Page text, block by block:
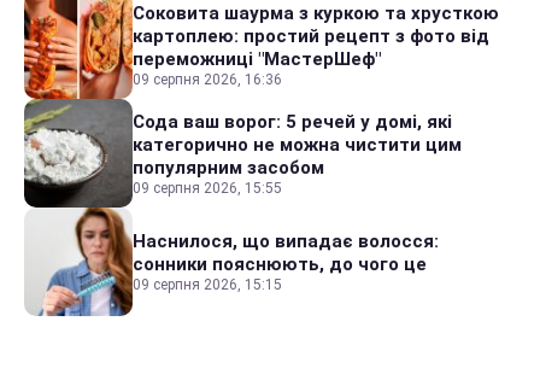
Соковита шаурма з куркою та хрусткою
картоплею: простий рецепт з фото від
переможниці "МастерШеф"
09 серпня 2026, 16:36
Сода ваш ворог: 5 речей у домі, які
категорично не можна чистити цим
популярним засобом
09 серпня 2026, 15:55
Наснилося, що випадає волосся:
сонники пояснюють, до чого це
09 серпня 2026, 15:15